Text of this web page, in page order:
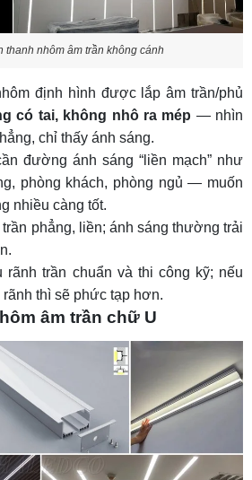
thanh nhôm âm trần không cánh
định hình được lắp âm trần/phủ
có tai, không nhô ra mép — nhìn
chỉ thấy ánh sáng.
đường ánh sáng “liền mạch” như
phòng khách, phòng ngủ — muốn
nhiều càng tốt.
phẳng, liền; ánh sáng thường trải
rãnh trần chuẩn và thi công kỹ; nếu
thì sẽ phức tạp hơn.
âm trần chữ U